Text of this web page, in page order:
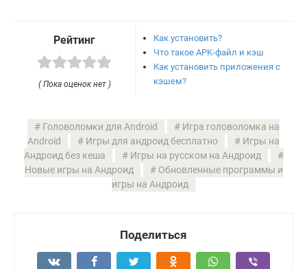
Рейтинг
( Пока оценок нет )
Как установить?
Что такое APK-файл и кэш
Как установить приложения с
кэшем?
Головоломки для Android
Игра головоломка на
Android
Игры для андроид бесплатно
Игры на
Андроид без кеша
Игры на русском на Андроид
Новые игры на Андроид
Обновленные программы и
игры на Андроид
Поделиться